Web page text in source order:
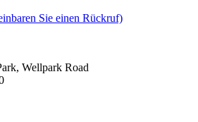
Sie einen Rückruf)
Wellpark Road